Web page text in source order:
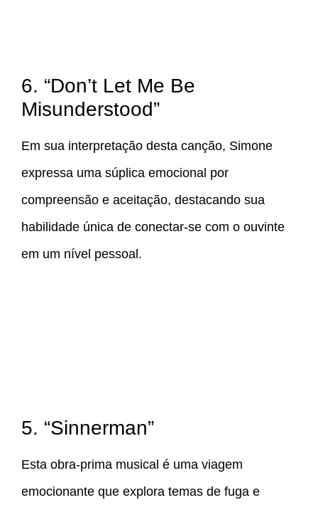
6. “Don’t Let Me Be
Misunderstood”
Em sua interpretação desta canção, Simone
expressa uma súplica emocional por
compreensão e aceitação, destacando sua
habilidade única de conectar-se com o ouvinte
em um nível pessoal.
5. “Sinnerman”
Esta obra-prima musical é uma viagem
emocionante que explora temas de fuga e